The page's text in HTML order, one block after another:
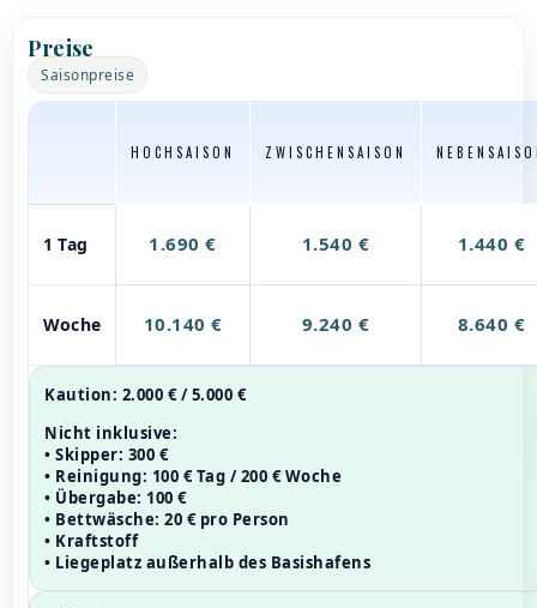
Preise
Saisonpreise
HOCHSAISON ZWISCHENSAISON
1 Tag 1.690 € 1.540 € 1.440 €
Woche 10.140 € 9.240 € 8.640 €
Kaution: 2.000 € / 5.000 €
Nicht inklusive:
• Skipper: 300 €
• Reinigung: 100 € Tag / 200 € Woche
• Übergabe: 100 €
• Bettwäsche: 20 € pro Person
• Kraftstoff
• Liegeplatz außerhalb des Basishafens